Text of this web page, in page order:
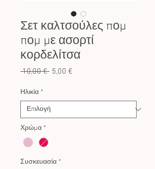
Σετ καλτσούλες πομ
πομ με ασορτί
κορδελίτσα
10,00 € Κανονική
5,00 €
Ηλικία *
Χρώμα *
Συσκευασία *